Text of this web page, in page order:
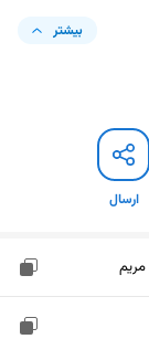
بیشتر
ارسال